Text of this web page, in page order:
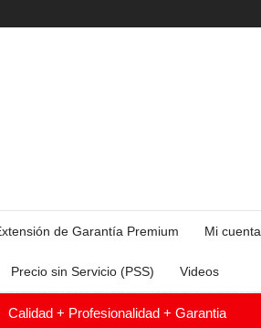
de Garantía Premium Mi cuenta
Precio sin Servicio (PSS) Videos
Calidad + Profesionalidad + Garantia